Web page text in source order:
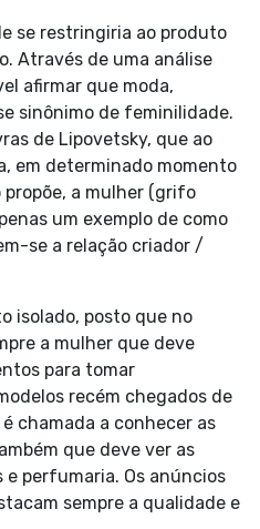
se restringiria ao produto
Através de uma análise
afirmar que moda,
sinônimo de feminilidade.
de Lipovetsky, que ao
em determinado momento
a mulher (grifo
um exemplo de como
se a relação criador /
isolado, posto que no
a mulher que deve
para tomar
recém chegados de
chamada a conhecer as
que deve ver as
e perfumaria. Os anúncios
sempre a qualidade e